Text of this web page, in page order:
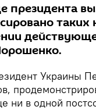
президента
таких
Украины
ни в одной